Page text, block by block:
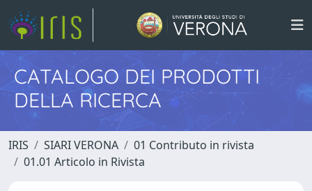
CATALOGO DEI PRODOTTI
DELLA RICERCA
IRIS SIARI VERONA
01 Contributo in rivista
01.01 Articolo in Rivista